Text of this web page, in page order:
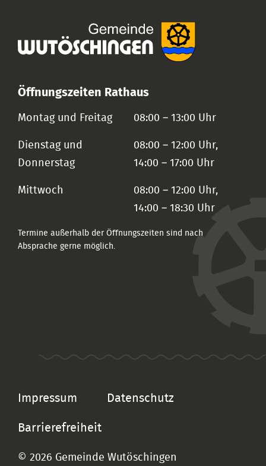
Öffnungszeiten Rathaus
Montag und Freitag 08:00 – 13:00 Uhr
Dienstag und
Donnerstag
08:00 – 12:00 Uhr,
14:00 – 17:00 Uhr
Mittwoch
08:00 – 12:00 Uhr,
14:00 – 18:30 Uhr
Termine außerhalb der Öffnungszeiten sind nach
Absprache gerne möglich.
Impressum Datenschutz
Barrierefreiheit
© 2026 Gemeinde Wutöschingen